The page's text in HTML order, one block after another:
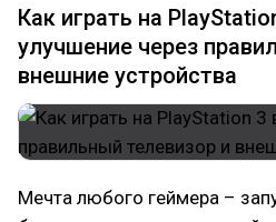
Как играть на
улучшение через
внешние устройства
Мечта любого геймера –